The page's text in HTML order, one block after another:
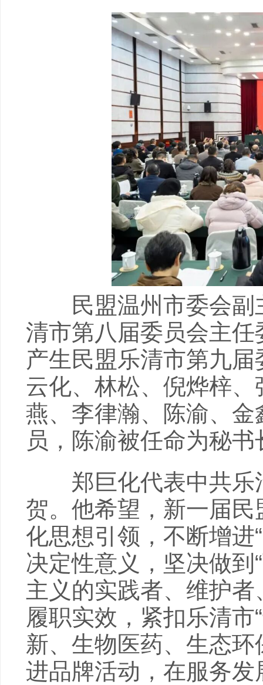
民盟温州市委会副
清市第八届委员会主
产生民盟乐清市第九
云化、林松、倪烨梓
燕、李律瀚、陈渝、
员，陈渝被任命为秘
郑巨化代表中共乐
贺。他希望，新一届
化思想引领，不断增进
决定性意义，坚决做到
主义的实践者、维护
履职实效，紧扣乐清市
新、生物医药、生态
进品牌活动，在服务